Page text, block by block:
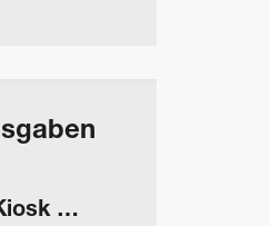
…